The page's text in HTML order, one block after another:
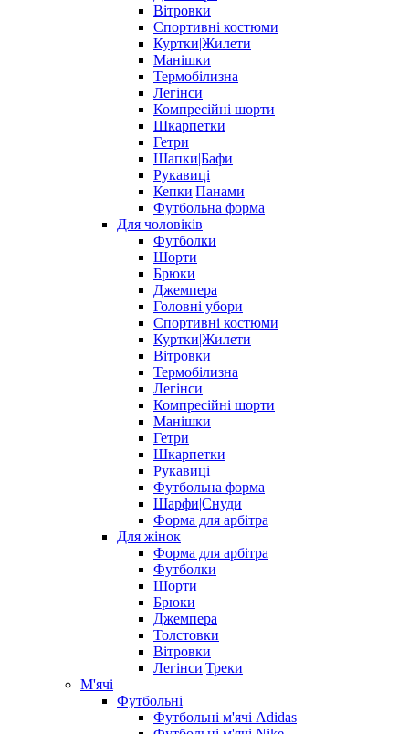
Вітровки
Спортивні костюми
Куртки|Жилети
Манішки
Термобілизна
Легінси
Компресійні шорти
Шкарпетки
Гетри
Шапки|Бафи
Рукавиці
Кепки|Панами
Футбольна форма
Для чоловіків
Футболки
Шорти
Брюки
Джемпера
Головні убори
Спортивні костюми
Куртки|Жилети
Вітровки
Термобілизна
Легінси
Компресійні шорти
Манішки
Гетри
Шкарпетки
Рукавиці
Футбольна форма
Шарфи|Снуди
Форма для арбітра
Для жінок
Форма для арбітра
Футболки
Шорти
Брюки
Джемпера
Толстовки
Вітровки
Легінси|Треки
М'ячі
Футбольні
Футбольні м'ячі Adidas